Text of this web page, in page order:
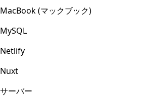
MacBook (マックブック)
MySQL
Netlify
Nuxt
サーバー